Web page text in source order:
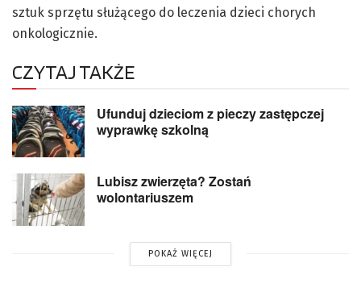
sztuk sprzętu służącego do leczenia dzieci chorych
onkologicznie.
CZYTAJ TAKŻE
Ufunduj dzieciom z pieczy zastępczej
wyprawkę szkolną
Lubisz zwierzęta? Zostań
wolontariuszem
POKAŻ WIĘCEJ